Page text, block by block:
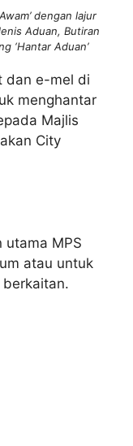
dengan lajur
Aduan, Butiran
‘Hantar Aduan’
dan e-mel di
menghantar
Majlis
City
utama MPS
atau untuk